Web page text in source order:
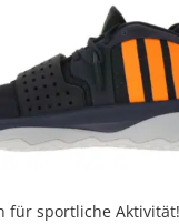
für sportliche